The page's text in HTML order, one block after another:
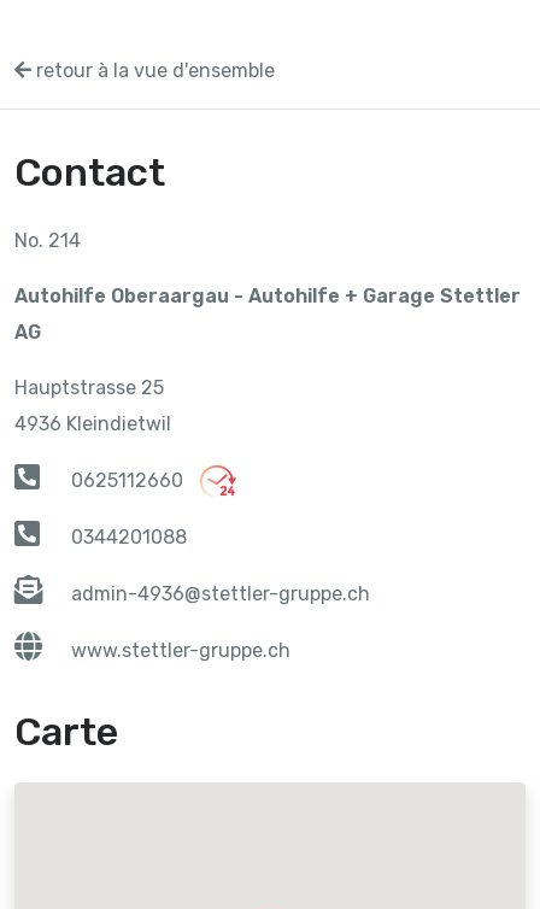
retour à la vue d'ensemble
Contact
No. 214
Autohilfe Oberaargau - Autohilfe + Garage Stettler
AG
Hauptstrasse 25
4936 Kleindietwil
0625112660
0344201088
admin-4936@stettler-gruppe.ch
www.stettler-gruppe.ch
Carte